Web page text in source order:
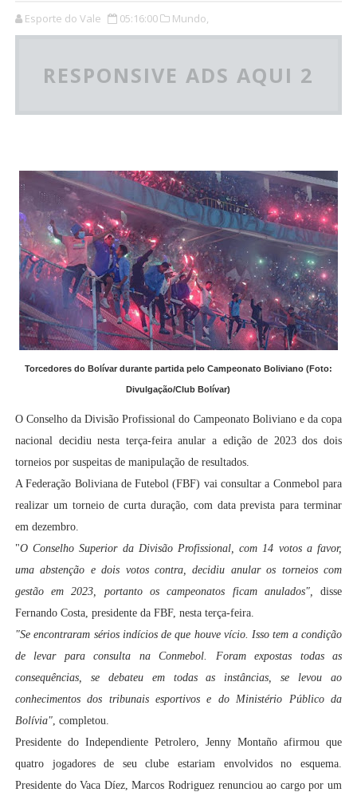
Esporte do Vale 05:16:00 Mundo,
RESPONSIVE ADS AQUI 2
Torcedores do Bolívar durante partida pelo Campeonato Boliviano (Foto:
Divulgação/Club Bolívar)
O Conselho da Divisão Profissional do Campeonato Boliviano e da copa
nacional decidiu nesta terça-feira anular a edição de 2023 dos dois
torneios por suspeitas de manipulação de resultados.
A Federação Boliviana de Futebol (FBF) vai consultar a Conmebol para
realizar um torneio de curta duração, com data prevista para terminar
em dezembro.
"O Conselho Superior da Divisão Profissional, com 14 votos a favor,
uma abstenção e dois votos contra, decidiu anular os torneios com
gestão em 2023, portanto os campeonatos ficam anulados", disse
Fernando Costa, presidente da FBF, nesta terça-feira.
"Se encontraram sérios indícios de que houve vício. Isso tem a condição
de levar para consulta na Conmebol. Foram expostas todas as
consequências, se debateu em todas as instâncias, se levou ao
conhecimentos dos tribunais esportivos e do Ministério Público da
Bolívia", completou.
Presidente do Independiente Petrolero, Jenny Montaño afirmou que
quatro jogadores de seu clube estariam envolvidos no esquema.
Presidente do Vaca Díez, Marcos Rodriguez renunciou ao cargo por um